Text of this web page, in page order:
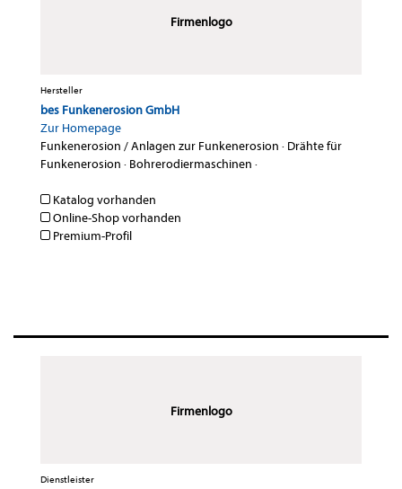
Firmenlogo
Hersteller
bes Funkenerosion GmbH
Zur Homepage
Funkenerosion / Anlagen zur Funkenerosion · Drähte für
Funkenerosion · Bohrerodiermaschinen ·
Katalog vorhanden
Online-Shop vorhanden
Premium-Profil
Firmenlogo
Dienstleister